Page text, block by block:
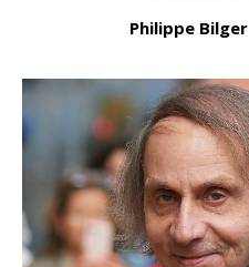
Philippe Bilger